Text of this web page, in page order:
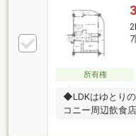
所有権
◆LDKはゆとり
コニー周辺飲食